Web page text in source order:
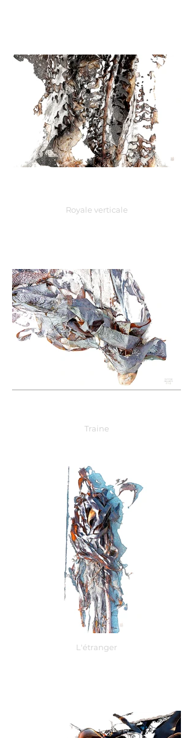
Royale verticale
Traine
L'étranger